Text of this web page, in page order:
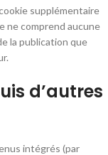
supplémentaire
ne comprend aucune
la publication que
d’autres
intégrés (par